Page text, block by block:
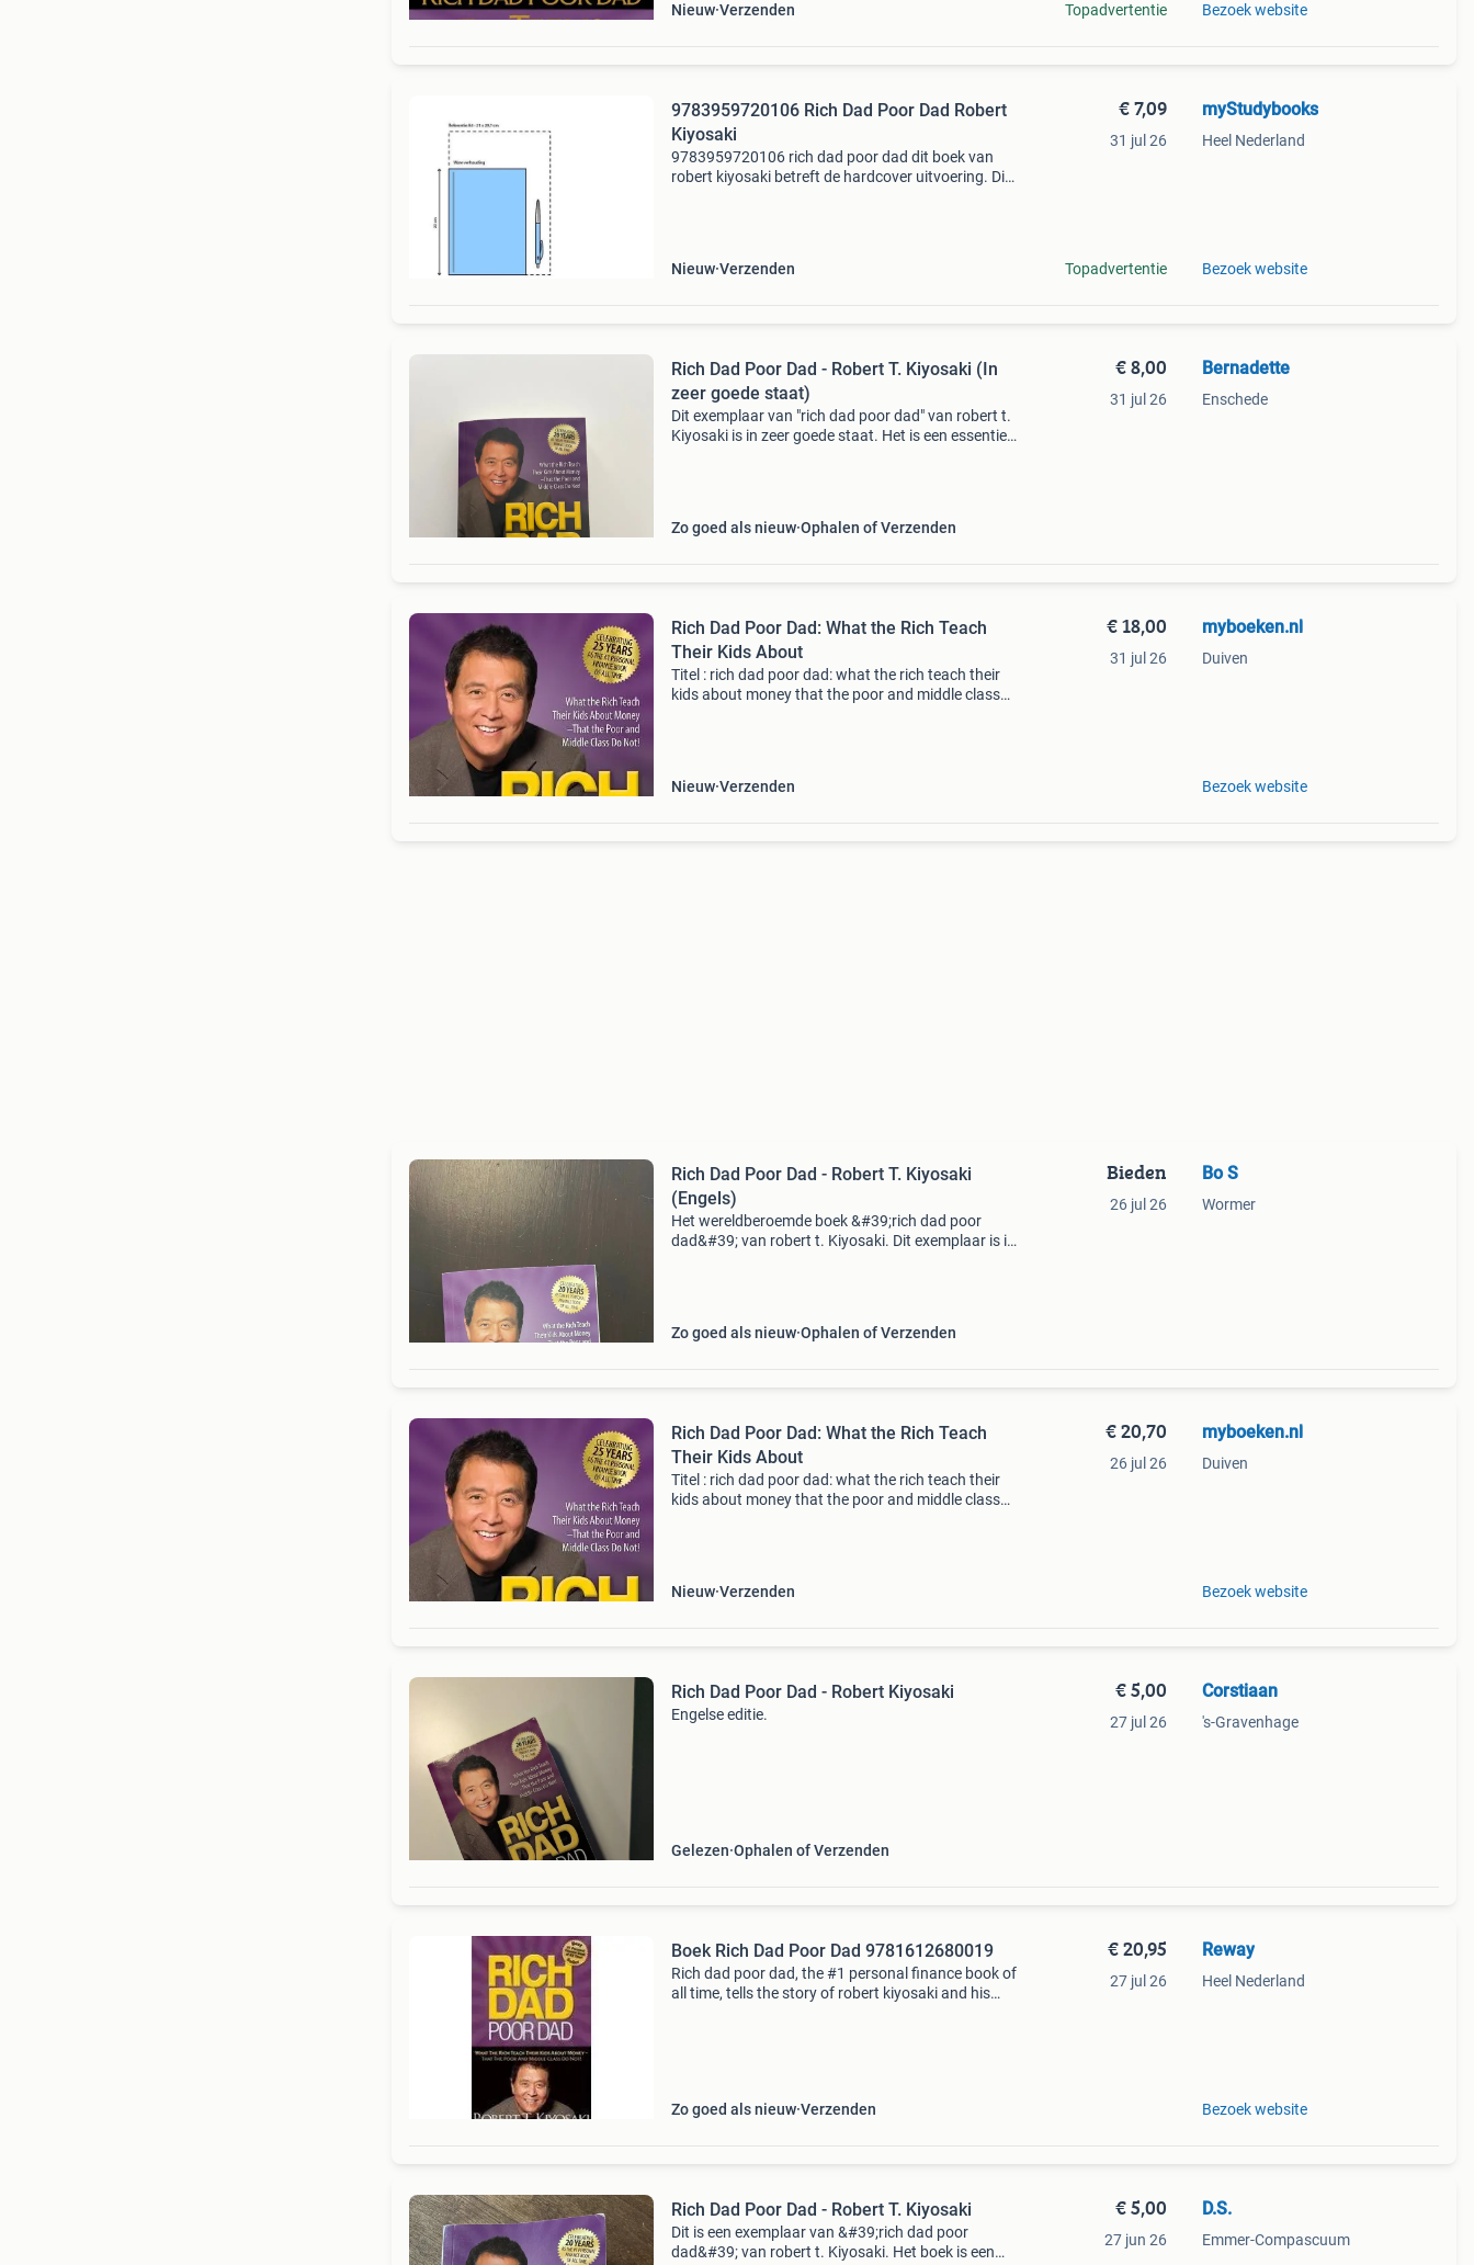
Nieuw Verzenden Topadvertentie Bezoek website
9783959720106 Rich Dad Poor Dad Robert
Kiyosaki
9783959720106 rich dad poor dad dit boek van
robert kiyosaki betreft de hardcover uitvoering. Dit
Nieuw Verzenden
€ 7,09
31 jul 26
Topadvertentie
myStudybooks
Heel Nederland
Bezoek website
Rich Dad Poor Dad - Robert T. Kiyosaki (In
zeer goede staat)
Dit exemplaar van "rich dad poor dad" van robert t.
Kiyosaki is in zeer goede staat. Het is een essentieel
Zo goed als nieuw Ophalen of Verzenden
€ 8,00
31 jul 26
Bernadette
Enschede
Rich Dad Poor Dad: What the Rich Teach
Their Kids About
Titel : rich dad poor dad: what the rich teach their
kids about money that the poor and middle class
Nieuw Verzenden
€ 18,00
31 jul 26
myboeken.nl
Duiven
Bezoek website
Rich Dad Poor Dad - Robert T. Kiyosaki
(Engels)
Het wereldberoemde boek &#39;rich dad poor
dad&#39; van robert t. Kiyosaki. Dit exemplaar is in
Zo goed als nieuw Ophalen of Verzenden
Bieden
26 jul 26
Bo S
Wormer
Rich Dad Poor Dad: What the Rich Teach
Their Kids About
Titel : rich dad poor dad: what the rich teach their
kids about money that the poor and middle class
Nieuw Verzenden
€ 20,70
26 jul 26
myboeken.nl
Duiven
Bezoek website
Rich Dad Poor Dad - Robert Kiyosaki
Engelse editie.
Gelezen Ophalen of Verzenden
€ 5,00
27 jul 26
Corstiaan
's-Gravenhage
Boek Rich Dad Poor Dad 9781612680019
Rich dad poor dad, the #1 personal finance book of
all time, tells the story of robert kiyosaki and his
Zo goed als nieuw Verzenden
€ 20,95
27 jul 26
Reway
Heel Nederland
Bezoek website
Rich Dad Poor Dad - Robert T. Kiyosaki
Dit is een exemplaar van &#39;rich dad poor
dad&#39; van robert t. Kiyosaki. Het boek is een
€ 5,00
27 jun 26
D.S.
Emmer-Compascuum